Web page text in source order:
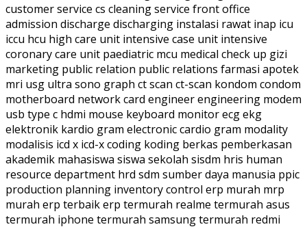
customer service cs cleaning service front office
admission discharge discharging instalasi rawat inap icu
iccu hcu high care unit intensive case unit intensive
coronary care unit paediatric mcu medical check up gizi
marketing public relation public relations farmasi apotek
mri usg ultra sono graph ct scan ct-scan kondom condom
motherboard network card engineer engineering modem
usb type c hdmi mouse keyboard monitor ecg ekg
elektronik kardio gram electronic cardio gram modality
modalisis icd x icd-x coding koding berkas pemberkasan
akademik mahasiswa siswa sekolah sisdm hris human
resource department hrd sdm sumber daya manusia ppic
production planning inventory control erp murah mrp
murah erp terbaik erp termurah realme termurah asus
termurah iphone termurah samsung termurah redmi